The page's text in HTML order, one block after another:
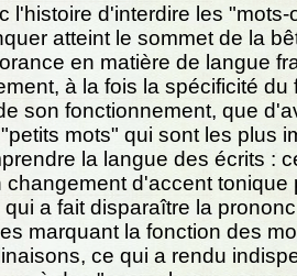
l'histoire d'interdire les "mots-
atteint le sommet de la
en matière de langue
à la fois la spécificité du
son fonctionnement, que
mots" qui sont les plus
la langue des écrits :
changement d'accent tonique
qui a fait disparaître la
marquant la fonction des
ce qui a rendu